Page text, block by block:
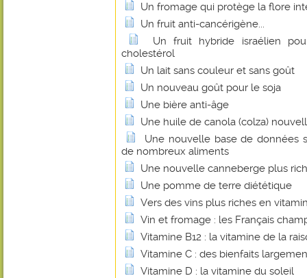
Un fromage qui protège la flore
Un fruit anti-cancérigène...
Un fruit hybride israélien
cholestérol
Un lait sans couleur et sans goût
Un nouveau goût pour le soja
Une bière anti-âge
Une huile de canola (colza)
Une nouvelle base de données
de nombreux aliments
Une nouvelle canneberge plus
Une pomme de terre diététique
Vers des vins plus riches en
Vin et fromage : les Français
Vitamine B12 : la vitamine de la
Vitamine C : des bienfaits
Vitamine D : la vitamine du soleil